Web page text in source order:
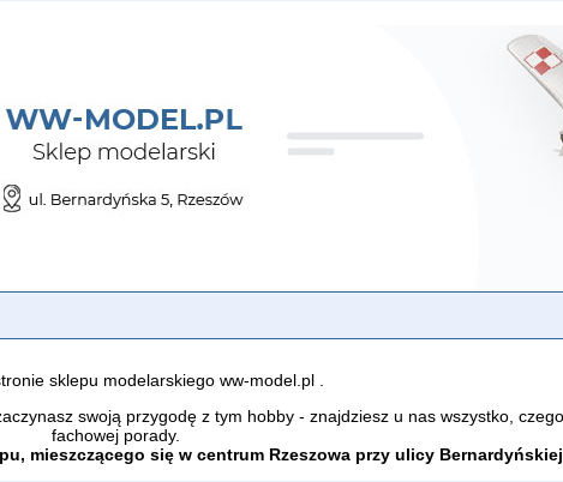
sklepu modelarskiego ww-model.pl .
swoją przygodę z tym hobby - znajdziesz u nas wszystko,
fachowej porady.
mieszczącego się w centrum Rzeszowa przy ulicy